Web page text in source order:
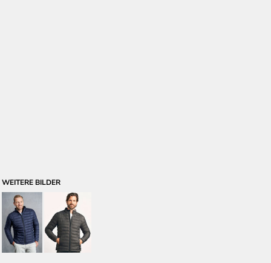
WEITERE BILDER